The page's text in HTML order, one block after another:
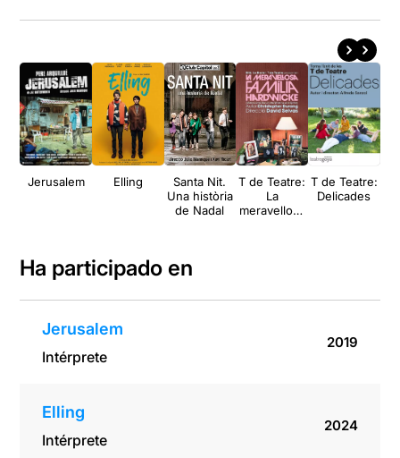
Jerusalem Elling
Santa Nit.
Una història
de Nadal
T de Teatre:
La
meravellosa
T de Teatre:
Delicades
Ha participado en
Jerusalem
Intérprete
2019
Elling
Intérprete
2024